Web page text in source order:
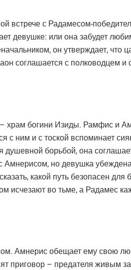
встрече с Радамесом-
девушке: или она забудет
он утверждает,
соглашается с полководцем
богини Изиды. Рамфис и
с ним и с тоской вспоминает
душевной борьбой, она
Амнерисом, но девушка
какой путь безопасен
исчезают во тьме, а Радамес
Амнерис обещает ему свою
– предателя живым